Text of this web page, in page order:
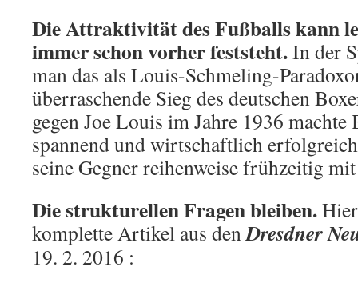
Die Attraktivität des Fußballs kann
immer schon vorher feststeht.In der
man das als Louis-Schmeling-
überraschende Sieg des deutschen
gegen Joe Louis im Jahre 1936 machte
spannend und wirtschaftlich
seine Gegner reihenweise frühzeitig
Die strukturellen Fragen bleiben.
komplette Artikel aus denDresdner
19. 2. 2016 :